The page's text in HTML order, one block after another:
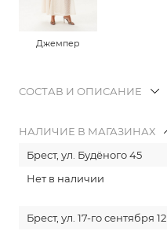
Джемпер
СОСТАВ И ОПИСАНИЕ
НАЛИЧИЕ В МАГАЗИНАХ
Брест, ул. Будёного 45
Нет в наличии
Брест, ул. 17-го сентября 12